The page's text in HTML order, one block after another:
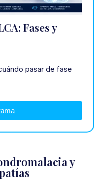
Fases y
pasar de fase
y